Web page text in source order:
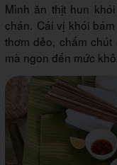
Mình ăn thịt hun
chán. Cái vị khói
thơm dẻo, chấm
mà ngon đến mức